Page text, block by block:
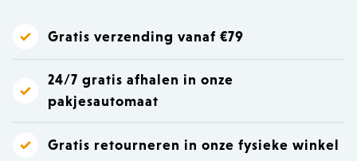
Gratis verzending vanaf €79
24/7 gratis afhalen in onze
pakjesautomaat
Gratis retourneren in onze fysieke winkel